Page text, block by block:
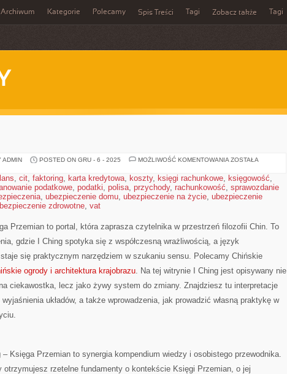
Archiwum Kategorie Polecamy Spis Treści Tagi Zobacz także Tagi
ADMIN POSTED ON GRU - 6 - 2025 MOŻLIWOŚĆ KOMENTOWANIA YIJING
ZOSTAŁA
, cit, faktoring, karta kredytowa, koszty, księgi rachunkowe, księgowość,
podatkowe, podatki, polisa, przychody, rachunkowość, sprawozdanie
, ubezpieczenie domu, ubezpieczenie na życie, ubezpieczenie
zdrowotne, vat
Przemian to portal, która zaprasza czytelnika w przestrzeń filozofii Chin. To
gdzie I Ching spotyka się z współczesną wrażliwością, a język
staje się praktycznym narzędziem w szukaniu sensu. Polecamy Chińskie
ogrody i architektura krajobrazu. Na tej witrynie I Ching jest opisywany nie
ciekawostka, lecz jako żywy system do zmiany. Znajdziesz tu interpretacje
wyjaśnienia układów, a także wprowadzenia, jak prowadzić własną praktykę w
– Księga Przemian to synergia kompendium wiedzy i osobistego przewodnika.
otrzymujesz rzetelne fundamenty o kontekście Księgi Przemian, o jej